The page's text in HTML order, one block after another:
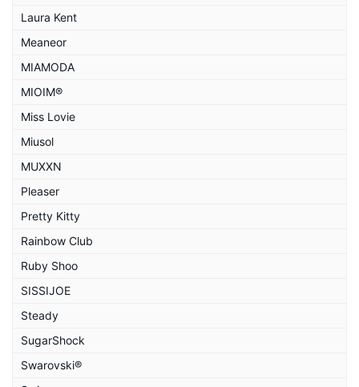
Laura Kent
Meaneor
MIAMODA
MIOIM®
Miss Lovie
Miusol
MUXXN
Pleaser
Pretty Kitty
Rainbow Club
Ruby Shoo
SISSIJOE
Steady
SugarShock
Swarovski®